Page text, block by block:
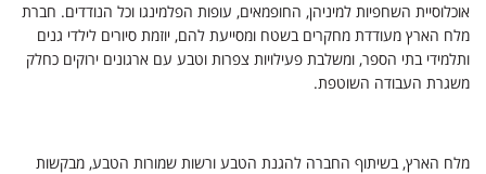
אוכלוסיית השחפיות למיניהן, החופמאים, עופות הפלמינגו וכל הנודדים. חברת
מלח הארץ מעודדת מחקרים בשטח ומסייעת להם, יוזמת סיורים לילדי גנים
ותלמידי בתי הספר, ומשלבת פעילויות צפרות וטבע עם ארגונים ירוקים כחלק
משגרת העבודה השוטפת.
מלח הארץ, בשיתוף החברה להגנת הטבע ורשות שמורות הטבע, מבקשות